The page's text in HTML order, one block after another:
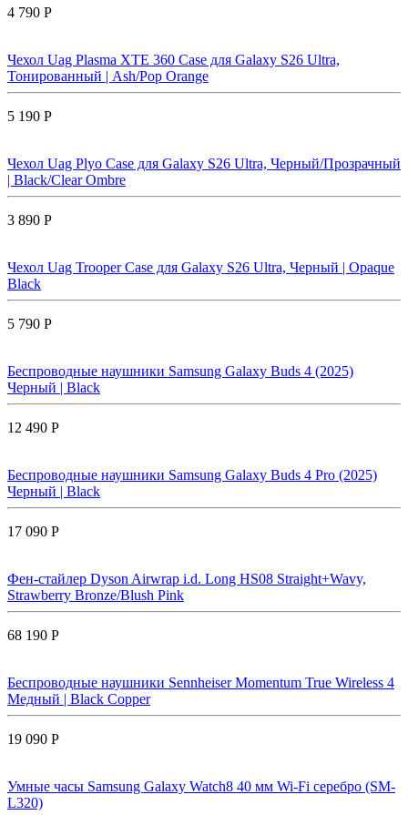
4 790 Р
Чехол Uag Plasma XTE 360 Case для Galaxy S26 Ultra,
Тонированный | Ash/Pop Orange
5 190 Р
Чехол Uag Plyo Case для Galaxy S26 Ultra, Черный/Прозрачный
| Black/Clear Ombre
3 890 Р
Чехол Uag Trooper Case для Galaxy S26 Ultra, Черный | Opaque
Black
5 790 Р
Беспроводные наушники Samsung Galaxy Buds 4 (2025)
Черный | Black
12 490 Р
Беспроводные наушники Samsung Galaxy Buds 4 Pro (2025)
Черный | Black
17 090 Р
Фен-стайлер Dyson Airwrap i.d. Long HS08 Straight+Wavy,
Strawberry Bronze/Blush Pink
68 190 Р
Беспроводные наушники Sennheiser Momentum True Wireless 4
Медный | Black Copper
19 090 Р
Умные часы Samsung Galaxy Watch8 40 мм Wi-Fi серебро (SM-
L320)